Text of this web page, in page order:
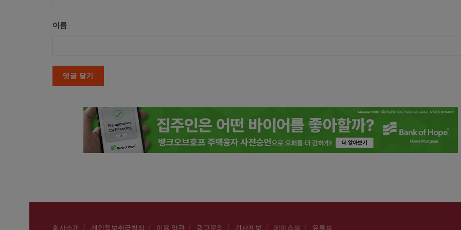
이름
회사소개 개인정보취급방침 이용 약관 광고문의 기사제보 페이스북 유튜브